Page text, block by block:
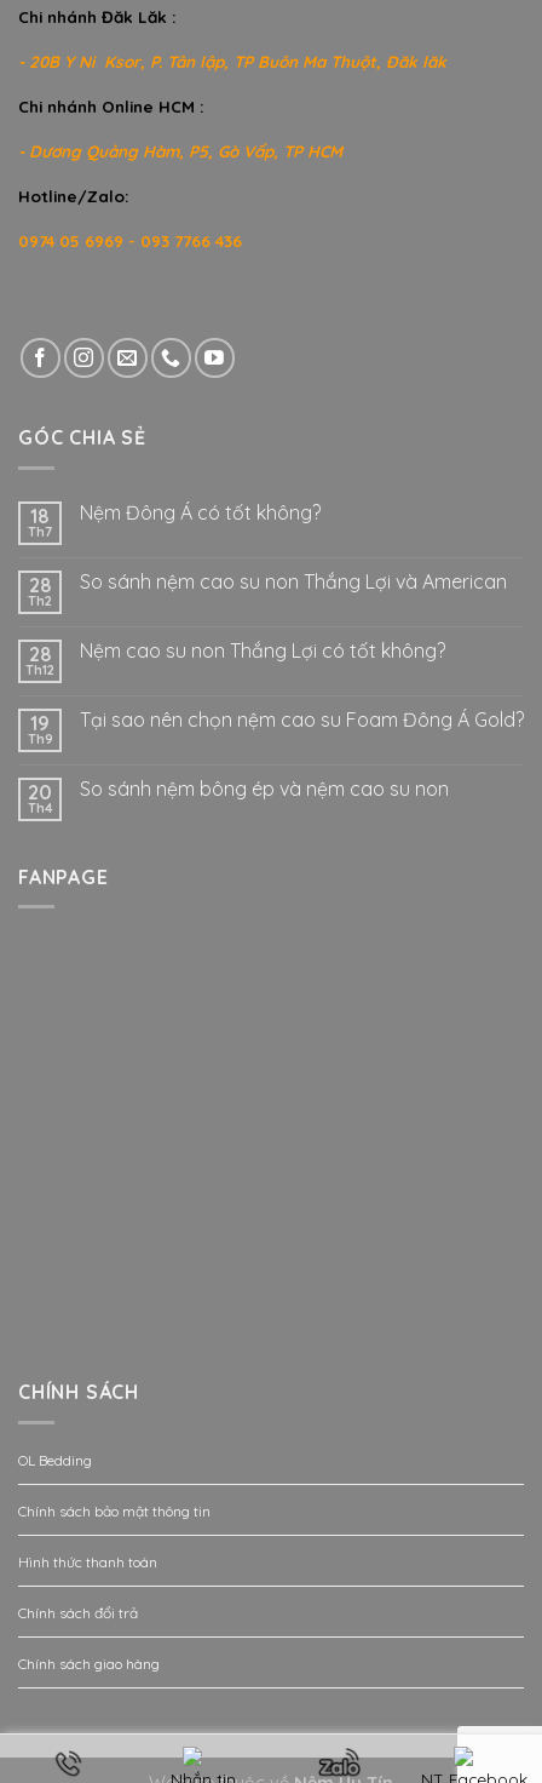
Chi nhánh Đăk Lăk :
- 20B Y Ni Ksor, P. Tân lập, TP Buôn Ma Thuột, Đăk lăk
Chi nhánh Online HCM :
- Dương Quảng Hàm, P5, Gò Vấp, TP HCM
Hotline/Zalo:
0974 05 6969 - 093 7766 436
GÓC CHIA SẺ
18
Th7
Nệm Đông Á có tốt không?
28
Th2
So sánh nệm cao su non Thắng Lợi và American
28
Th12
Nệm cao su non Thắng Lợi có tốt không?
19
Th9
Tại sao nên chọn nệm cao su Foam Đông Á Gold?
20
Th4
So sánh nệm bông ép và nệm cao su non
FANPAGE
CHÍNH SÁCH
OL Bedding
Chính sách bảo mật thông tin
Hình thức thanh toán
Chính sách đổi trả
Chính sách giao hàng
Nhắn tin NT Facebook